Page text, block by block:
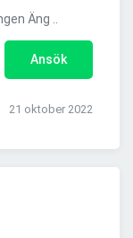
Äng ..
Ansök
21 oktober 2022